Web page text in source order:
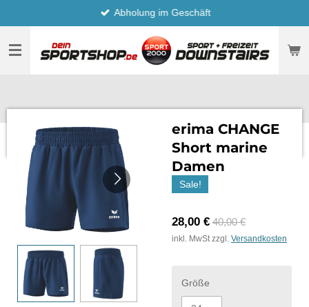
Hauptinhalt
springen
Abholung im Geschäft
erima CHANGE
Short marine
Damen
Sale!
28,00 € 40,00 €
inkl. MwSt zzgl. Versandkosten
Größe